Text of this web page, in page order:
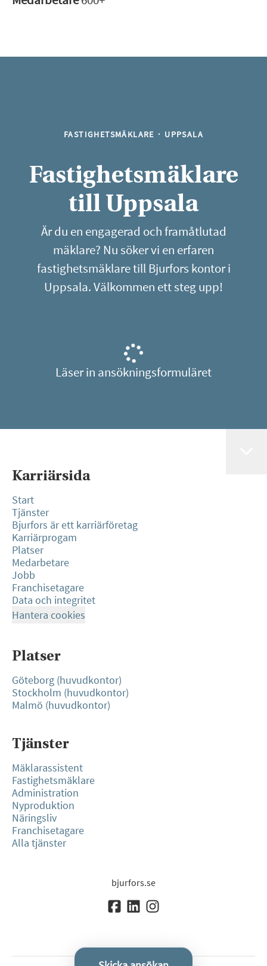
FASTIGHETSMÄKLARE · UPPSALA
Fastighetsmäklare
till Uppsala
Är du en engagerad och framåtlutad
mäklare? Nu söker vi en erfaren
fastighetsmäklare till Bjurfors kontor i
Uppsala. Välkommen ett steg upp!
Läser in ansökningsformuläret
Karriärsida
Start
Tjänster
Bjurfors är ett karriärföretag
Karriärprogam
Platser
Medarbetare
Jobb
Franchisetagare
Data och integritet
Hantera cookies
Platser
Göteborg (huvudkontor)
Stockholm (huvudkontor)
Malmö (huvudkontor)
Tjänster
Mäklarassistent
Fastighetsmäklare
Administration
Nyproduktion
Näringsliv
Franchisetagare
Alla tjänster
bjurfors.se